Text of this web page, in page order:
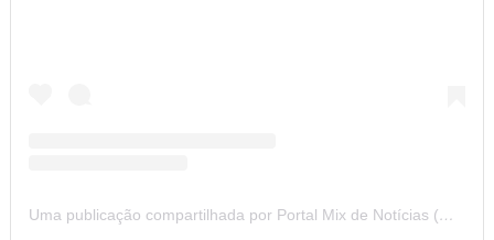
Uma publicação compartilhada por Portal Mix de Notícias (@portalmixdenoticias)